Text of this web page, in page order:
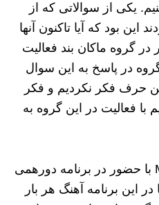
یکی از سوالاتی که از
این بود که آیا تاکنون آنها
در گروه ماکان بند فعالیت
در پاسخ به این سوال
حرف فکر نکردیم و فکر
با فعالیت در این گروه به
اعضای گروه Macan Band با حضور در برنامه دورهمی
در این برنامه آهنگ هر بار